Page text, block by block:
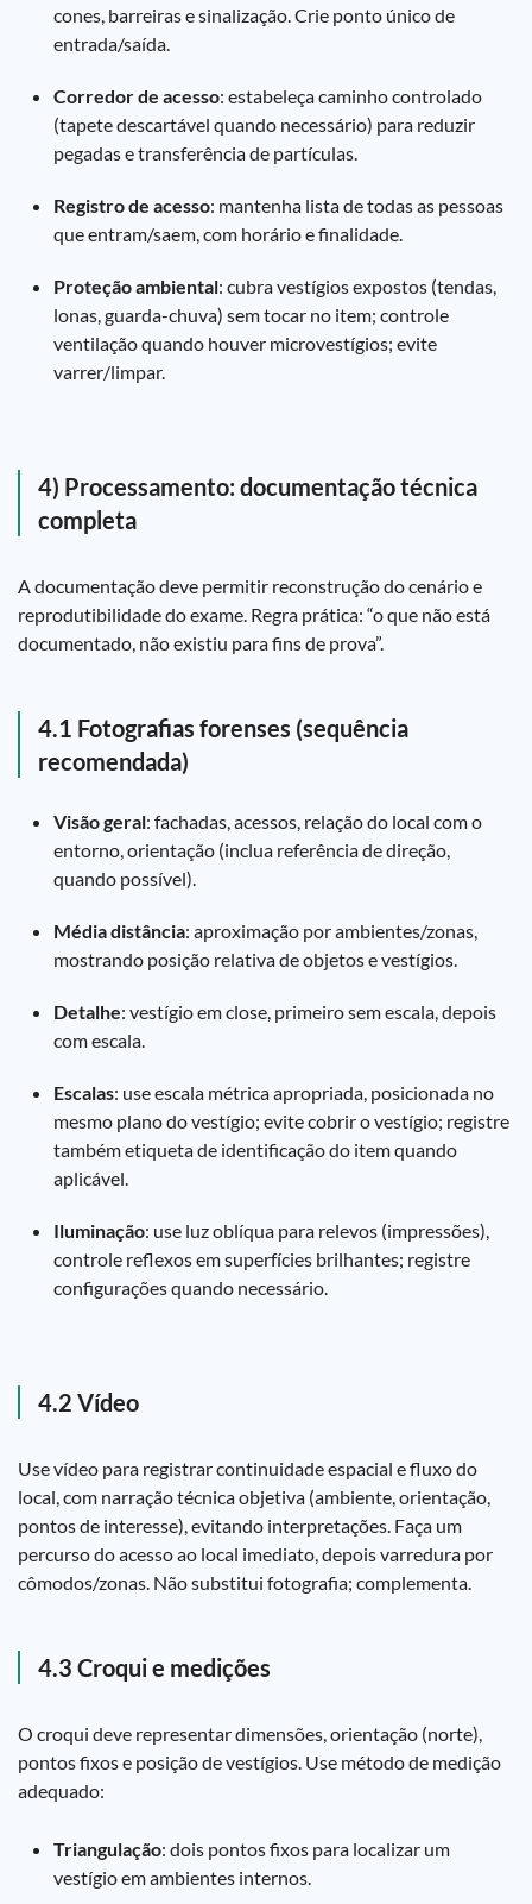
cones, barreiras e sinalização. Crie ponto único de
entrada/saída.
Corredor de acesso: estabeleça caminho controlado
(tapete descartável quando necessário) para reduzir
pegadas e transferência de partículas.
Registro de acesso: mantenha lista de todas as pessoas
que entram/saem, com horário e finalidade.
Proteção ambiental: cubra vestígios expostos (tendas,
lonas, guarda-chuva) sem tocar no item; controle
ventilação quando houver microvestígios; evite
varrer/limpar.
4) Processamento: documentação técnica
completa
A documentação deve permitir reconstrução do cenário e
reprodutibilidade do exame. Regra prática: “o que não está
documentado, não existiu para fins de prova”.
4.1 Fotografias forenses (sequência
recomendada)
Visão geral: fachadas, acessos, relação do local com o
entorno, orientação (inclua referência de direção,
quando possível).
Média distância: aproximação por ambientes/zonas,
mostrando posição relativa de objetos e vestígios.
Detalhe: vestígio em close, primeiro sem escala, depois
com escala.
Escalas: use escala métrica apropriada, posicionada no
mesmo plano do vestígio; evite cobrir o vestígio; registre
também etiqueta de identificação do item quando
aplicável.
Iluminação: use luz oblíqua para relevos (impressões),
controle reflexos em superfícies brilhantes; registre
configurações quando necessário.
4.2 Vídeo
Use vídeo para registrar continuidade espacial e fluxo do
local, com narração técnica objetiva (ambiente, orientação,
pontos de interesse), evitando interpretações. Faça um
percurso do acesso ao local imediato, depois varredura por
cômodos/zonas. Não substitui fotografia; complementa.
4.3 Croqui e medições
O croqui deve representar dimensões, orientação (norte),
pontos fixos e posição de vestígios. Use método de medição
adequado:
Triangulação: dois pontos fixos para localizar um
vestígio em ambientes internos.